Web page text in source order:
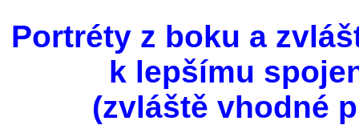
Portréty z boku a
k lepšímu
(zvláště vhodné